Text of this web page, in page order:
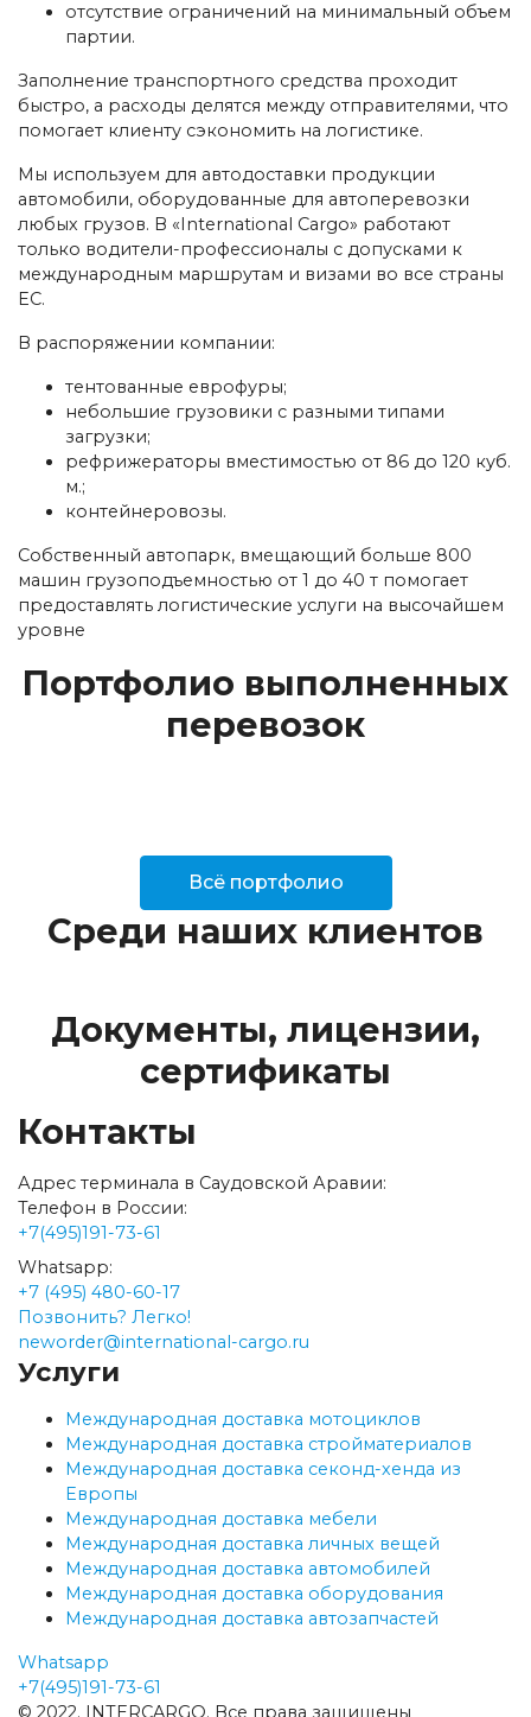
отсутствие ограничений на минимальный объем
партии.
Заполнение транспортного средства проходит
быстро, а расходы делятся между отправителями, что
помогает клиенту сэкономить на логистике.
Мы используем для автодоставки продукции
автомобили, оборудованные для автоперевозки
любых грузов. В «International Cargo» работают
только водители-профессионалы с допусками к
международным маршрутам и визами во все страны
ЕС.
В распоряжении компании:
тентованные еврофуры;
небольшие грузовики с разными типами
загрузки;
рефрижераторы вместимостью от 86 до 120 куб.
м.;
контейнеровозы.
Собственный автопарк, вмещающий больше 800
машин грузоподъемностью от 1 до 40 т помогает
предоставлять логистические услуги на высочайшем
уровне
Портфолио выполненных
перевозок
Всё портфолио
Среди наших клиентов
Документы, лицензии,
сертификаты
Контакты
Адрес терминала в Саудовской Аравии:
Телефон в России:
+7(495)191-73-61
Whatsapp:
+7 (495) 480-60-17
Позвонить? Легко!
neworder@international-cargo.ru
Услуги
Международная доставка мотоциклов
Международная доставка стройматериалов
Международная доставка секонд-хенда из
Европы
Международная доставка мебели
Международная доставка личных вещей
Международная доставка автомобилей
Международная доставка оборудования
Международная доставка автозапчастей
Whatsapp
+7(495)191-73-61
© 2022. INTERCARGO. Все права защищены